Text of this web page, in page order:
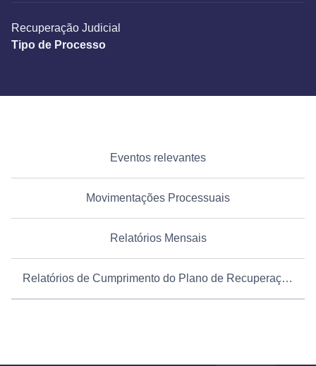
Recuperação Judicial
Tipo de Processo
Eventos relevantes
Movimentações Processuais
Relatórios Mensais
Relatórios de Cumprimento do Plano de Recuperação Judicial